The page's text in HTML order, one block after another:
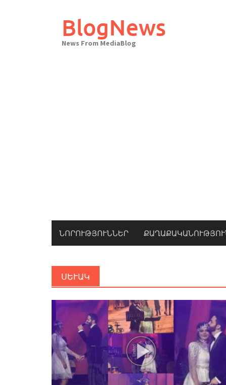
BlogNews
News From MediaBlog
ՆՈՐՈՒԹՅՈՒՆՆԵՐ
ՍԵՒԱԿ